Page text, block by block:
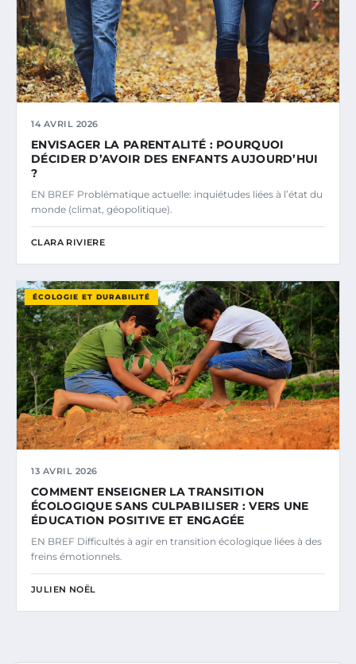
14 AVRIL 2026
ENVISAGER LA PARENTALITÉ : POURQUOI
DÉCIDER D’AVOIR DES ENFANTS AUJOURD’HUI
?
EN BREF Problématique actuelle: inquiétudes liées à l’état du
monde (climat, géopolitique).
CLARA RIVIERE
ÉCOLOGIE ET DURABILITÉ
13 AVRIL 2026
COMMENT ENSEIGNER LA TRANSITION
ÉCOLOGIQUE SANS CULPABILISER : VERS UNE
ÉDUCATION POSITIVE ET ENGAGÉE
EN BREF Difficultés à agir en transition écologique liées à des
freins émotionnels.
JULIEN NOËL